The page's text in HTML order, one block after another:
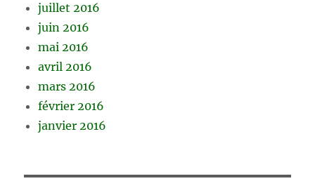
juillet 2016
juin 2016
mai 2016
avril 2016
mars 2016
février 2016
janvier 2016